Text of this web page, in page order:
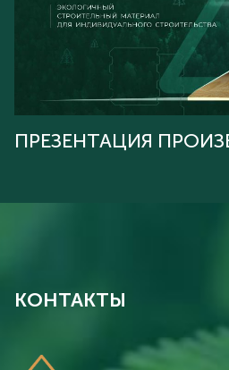
ПРЕЗЕНТАЦИЯ
КОНТАКТЫ